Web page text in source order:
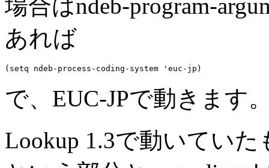
場合はndeb-program-
あれば
で、EUC-JPで動きます
Lookup 1.3で動いてい